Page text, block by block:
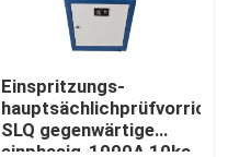
Einspritzungs-
SLQ gegenwärtige
einphasig-1000A 10ka